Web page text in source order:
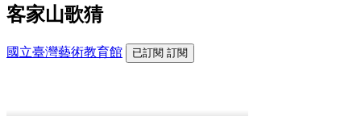
客家山歌猜
國立臺灣藝術教育館 已訂閱 訂閱